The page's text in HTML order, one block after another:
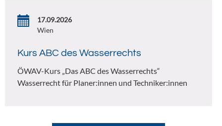
17.09.2026
Wien
Kurs ABC des Wasserrechts
ÖWAV-Kurs „Das ABC des Wasserrechts“
Wasserrecht für Planer:innen und Techniker:innen